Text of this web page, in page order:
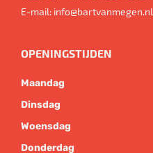
E-mail: info@bartvanmegen.nl
OPENINGSTIJDEN
Maandag
Dinsdag
Woensdag
Donderdag